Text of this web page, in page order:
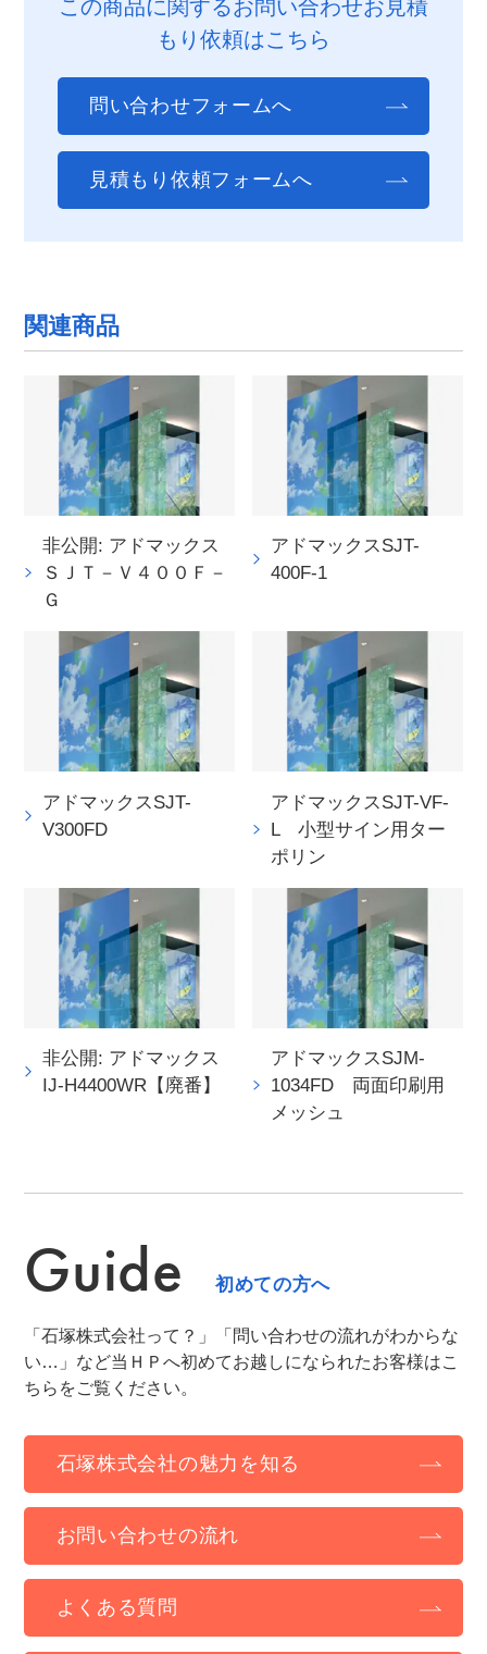
この商品に関するお問い合わせお見積
もり依頼はこちら
問い合わせフォームへ
見積もり依頼フォームへ
関連商品
非公開: アドマックス
ＳＪＴ－Ｖ４００Ｆ－
Ｇ
アドマックスSJT-
400F-1
アドマックスSJT-
V300FD
アドマックスSJT-VF-
L 小型サイン用ター
ポリン
非公開: アドマックス
IJ-H4400WR【廃番】
アドマックスSJM-
1034FD 両面印刷用
メッシュ
Guide 初めての方へ
「石塚株式会社って？」「問い合わせの流れがわからな
い…」など当ＨＰへ初めてお越しになられたお客様はこ
ちらをご覧ください。
石塚株式会社の魅力を知る
お問い合わせの流れ
よくある質問